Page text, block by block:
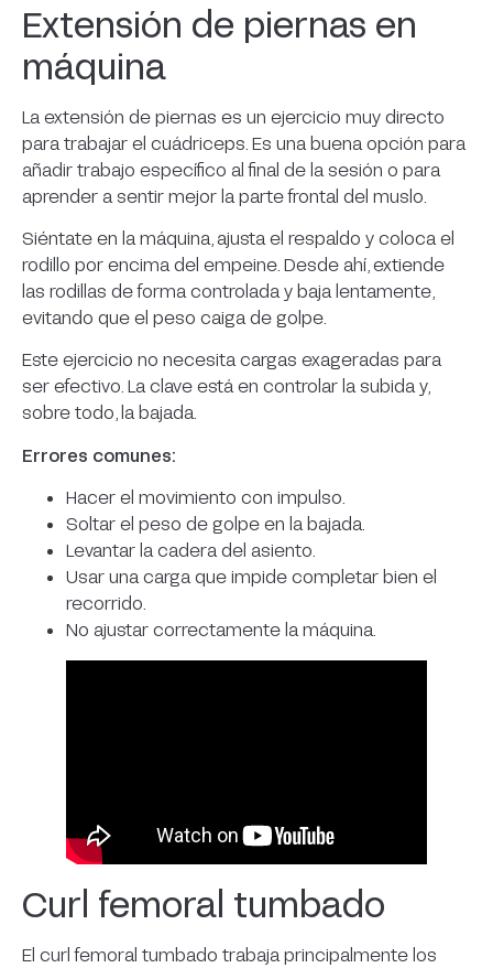
Extensión de piernas en
máquina
La extensión de piernas es un ejercicio muy directo
para trabajar el cuádriceps. Es una buena opción para
añadir trabajo específico al final de la sesión o para
aprender a sentir mejor la parte frontal del muslo.
Siéntate en la máquina, ajusta el respaldo y coloca el
rodillo por encima del empeine. Desde ahí, extiende
las rodillas de forma controlada y baja lentamente,
evitando que el peso caiga de golpe.
Este ejercicio no necesita cargas exageradas para
ser efectivo. La clave está en controlar la subida y,
sobre todo, la bajada.
Errores comunes:
Hacer el movimiento con impulso.
Soltar el peso de golpe en la bajada.
Levantar la cadera del asiento.
Usar una carga que impide completar bien el
recorrido.
No ajustar correctamente la máquina.
Curl femoral tumbado
El curl femoral tumbado trabaja principalmente los